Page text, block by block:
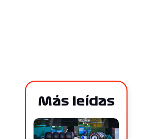
Más leídas